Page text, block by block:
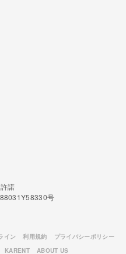
諾
号
イン 利用規約
プライバシーポリシー
KARENT ABOUT US